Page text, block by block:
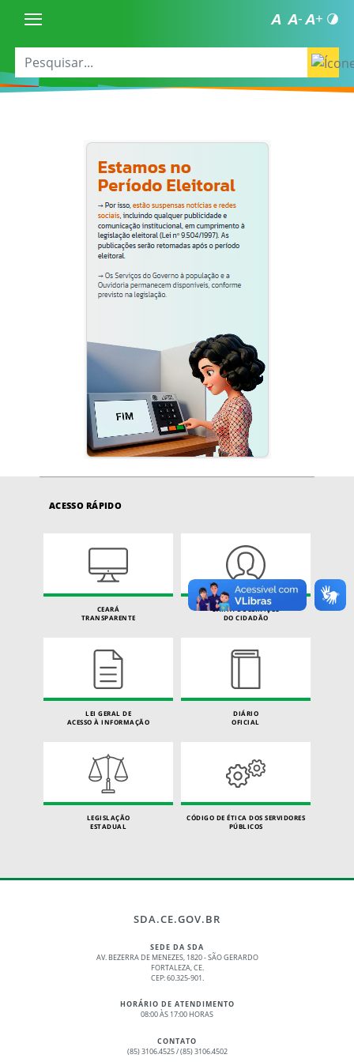
ACESSO RÁPIDO
CEARÁ
TRANSPARENTE
CARTA DE SERVIÇOS
DO CIDADÃO
LEI GERAL DE
ACESSO À INFORMAÇÃO
DIÁRIO
OFICIAL
LEGISLAÇÃO
ESTADUAL
CÓDIGO DE ÉTICA DOS SERVIDORES
PÚBLICOS
SDA.CE.GOV.BR
SEDE DA SDA
AV. BEZERRA DE MENEZES, 1820 - SÃO GERARDO
FORTALEZA, CE.
CEP: 60.325-901.
HORÁRIO DE ATENDIMENTO
08:00 ÀS 17:00 HORAS
CONTATO
(85) 3106.4525 / (85) 3106.4502